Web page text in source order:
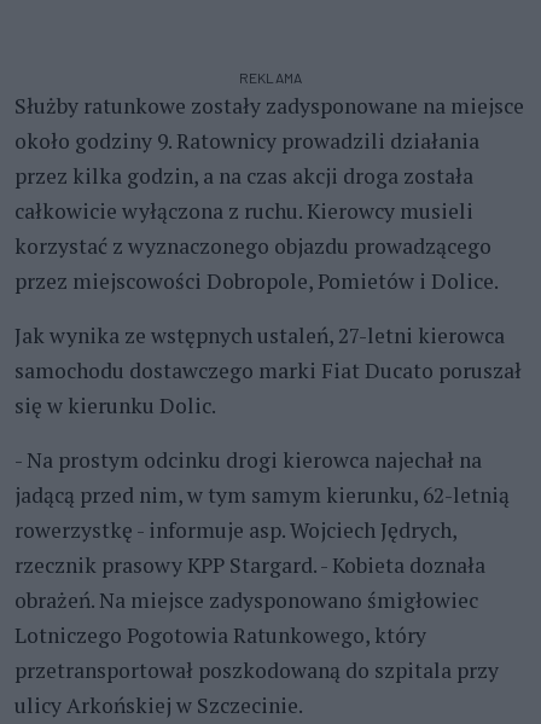
REKLAMA
Służby ratunkowe zostały zadysponowane na miejsce
około godziny 9. Ratownicy prowadzili działania
przez kilka godzin, a na czas akcji droga została
całkowicie wyłączona z ruchu. Kierowcy musieli
korzystać z wyznaczonego objazdu prowadzącego
przez miejscowości Dobropole, Pomietów i Dolice.
Jak wynika ze wstępnych ustaleń, 27-letni kierowca
samochodu dostawczego marki Fiat Ducato poruszał
się w kierunku Dolic.
- Na prostym odcinku drogi kierowca najechał na
jadącą przed nim, w tym samym kierunku, 62-letnią
rowerzystkę - informuje asp. Wojciech Jędrych,
rzecznik prasowy KPP Stargard. - Kobieta doznała
obrażeń. Na miejsce zadysponowano śmigłowiec
Lotniczego Pogotowia Ratunkowego, który
przetransportował poszkodowaną do szpitala przy
ulicy Arkońskiej w Szczecinie.